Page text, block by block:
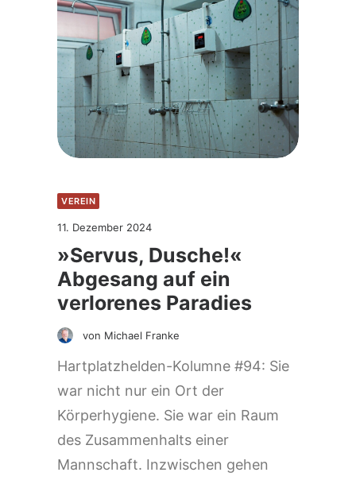
VEREIN
11. Dezember 2024
»Servus, Dusche!«
Abgesang auf ein
verlorenes Paradies
von Michael Franke
Hartplatzhelden-Kolumne #94: Sie
war nicht nur ein Ort der
Körperhygiene. Sie war ein Raum
des Zusammenhalts einer
Mannschaft. Inzwischen gehen